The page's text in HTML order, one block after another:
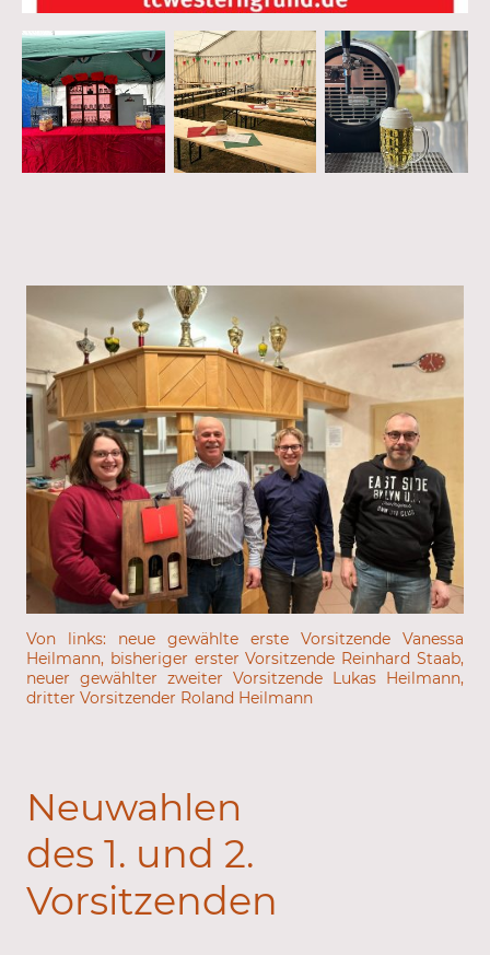
Von links: neue gewählte erste Vorsitzende Vanessa
Heilmann, bisheriger erster Vorsitzende Reinhard Staab,
neuer gewählter zweiter Vorsitzende Lukas Heilmann,
dritter Vorsitzender Roland Heilmann
Neuwahlen
des 1. und 2.
Vorsitzenden